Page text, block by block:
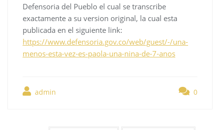
Defensoria del Pueblo el cual se transcribe
exactamente a su version original, la cual esta
publicada en el siguiente link:
https://www.defensoria.gov.co/web/guest/-/una-
menos-esta-vez-es-paola-una-nina-de-7-anos
admin 0